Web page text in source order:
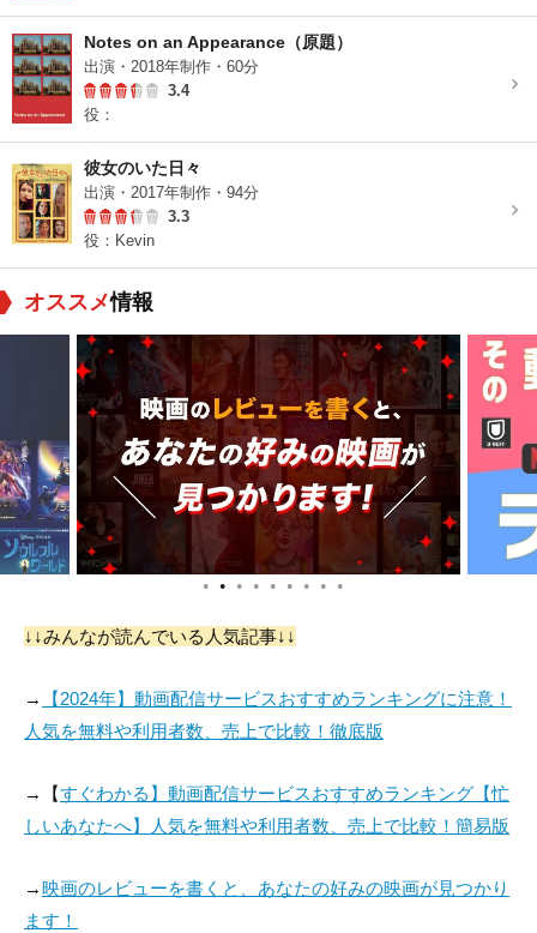
Notes on an Appearance（原題）
出演・2018年制作・60分
3.4
役：
彼女のいた日々
出演・2017年制作・94分
3.3
役：Kevin
オススメ情報
● ● ● ● ● ● ● ● ●
↓↓みんなが読んでいる人気記事↓↓
→
【2024年】動画配信サービスおすすめランキングに注意！
人気を無料や利用者数、売上で比較！徹底版
→【すぐわかる】動画配信サービスおすすめランキング【忙
しいあなたへ】人気を無料や利用者数、売上で比較！簡易版
→映画のレビューを書くと、あなたの好みの映画が見つかり
ます！